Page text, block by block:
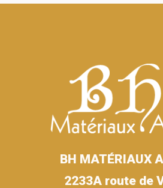
BH MATÉRIAUX
2233A route de